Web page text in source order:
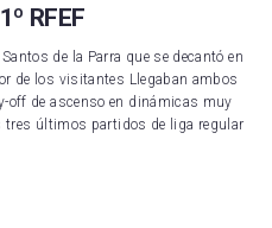
RFEF
de la Parra que se decantó en
de los visitantes Llegaban ambos
off de ascenso en dinámicas muy
últimos partidos de liga regular